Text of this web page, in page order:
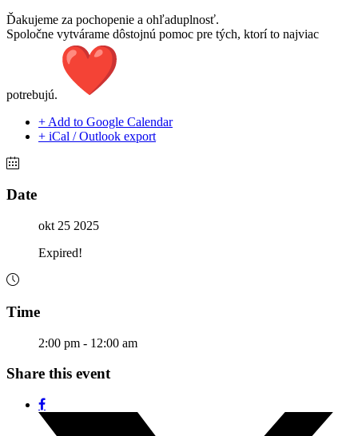
Ďakujeme za pochopenie a ohľaduplnosť.
Spoločne vytvárame dôstojnú pomoc pre tých, ktorí to najviac
potrebujú.
+ Add to Google Calendar
+ iCal / Outlook export
Date
okt 25 2025
Expired!
Time
2:00 pm - 12:00 am
Share this event